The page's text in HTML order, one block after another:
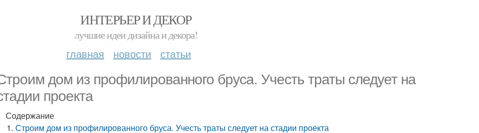
ИНТЕРЬЕР И ДЕКОР
лучшие идеи дизайна и декора!
главная новости статьи
дом из профилированного бруса. Учесть траты следует на
проекта
Содержание
Строим дом из профилированного бруса. Учесть траты следует на стадии проекта